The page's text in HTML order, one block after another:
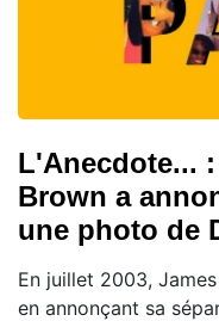
L'Anecdote...
Brown a
une photo de
En juillet 2003,
en annonçant sa